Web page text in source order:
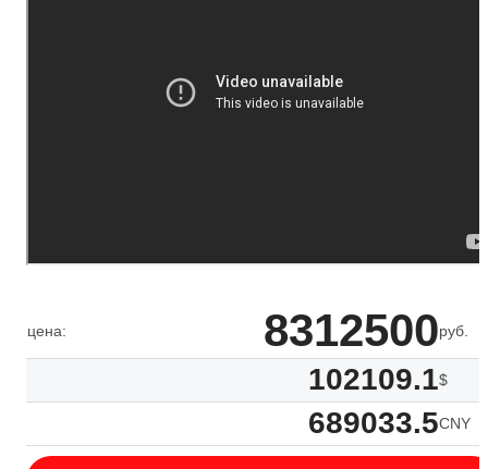
цена: 8312500руб.
102109.1$
689033.5CNY